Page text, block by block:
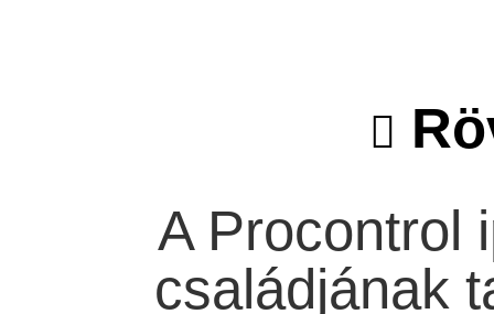
A Procontrol
családjának